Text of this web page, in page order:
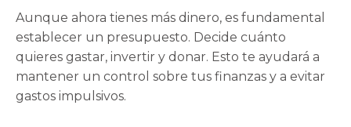
Aunque ahora tienes más dinero, es fundamental
establecer un presupuesto. Decide cuánto
quieres gastar, invertir y donar. Esto te ayudará a
mantener un control sobre tus finanzas y a evitar
gastos impulsivos.